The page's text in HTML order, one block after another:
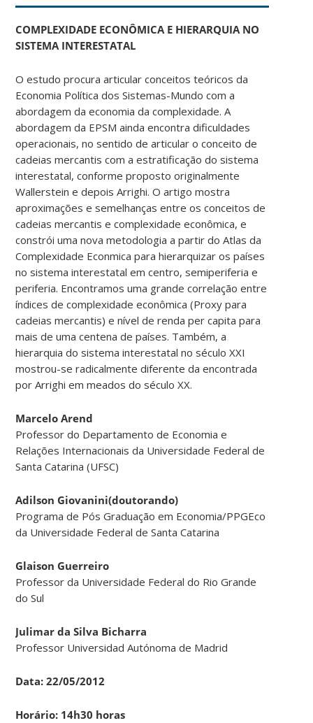
COMPLEXIDADE ECONÔMICA E HIERARQUIA NO
SISTEMA INTERESTATAL
O estudo procura articular conceitos teóricos da
Economia Política dos Sistemas-Mundo com a
abordagem da economia da complexidade. A
abordagem da EPSM ainda encontra dificuldades
operacionais, no sentido de articular o conceito de
cadeias mercantis com a estratificação do sistema
interestatal, conforme proposto originalmente
Wallerstein e depois Arrighi. O artigo mostra
aproximações e semelhanças entre os conceitos de
cadeias mercantis e complexidade econômica, e
constrói uma nova metodologia a partir do Atlas da
Complexidade Econmica para hierarquizar os países
no sistema interestatal em centro, semiperiferia e
periferia. Encontramos uma grande correlação entre
índices de complexidade econômica (Proxy para
cadeias mercantis) e nível de renda per capita para
mais de uma centena de países. Também, a
hierarquia do sistema interestatal no século XXI
mostrou-se radicalmente diferente da encontrada
por Arrighi em meados do século XX.
Marcelo Arend
Professor do Departamento de Economia e
Relações Internacionais da Universidade Federal de
Santa Catarina (UFSC)
Adilson Giovanini(doutorando)
Programa de Pós Graduação em Economia/PPGEco
da Universidade Federal de Santa Catarina
Glaison Guerreiro
Professor da Universidade Federal do Rio Grande
do Sul
Julimar da Silva Bicharra
Professor Universidad Autónoma de Madrid
Data: 22/05/2012
Horário: 14h30 horas